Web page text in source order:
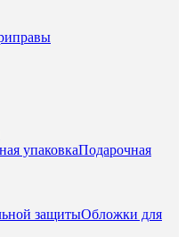
упаковкаПодарочная
защитыОбложки для